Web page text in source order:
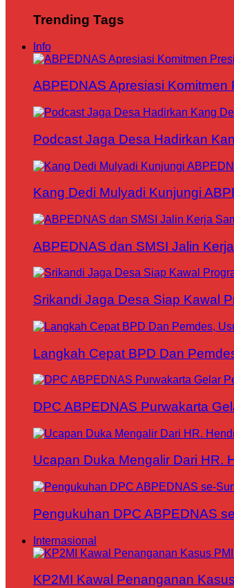
Trending Tags
Info
ABPEDNAS Apresiasi
Podcast Jaga Desa Hadirkan
Kang Dedi Mulyadi Kunjungi
ABPEDNAS dan SMSI Jalin
Srikandi Jaga Desa Siap Kawal
Langkah Cepat BPD Dan
DPC ABPEDNAS Purwakarta
Ucapan Duka Mengalir Dari HR.
Pengukuhan DPC ABPEDNAS
Internasional
KP2MI Kawal Penanganan